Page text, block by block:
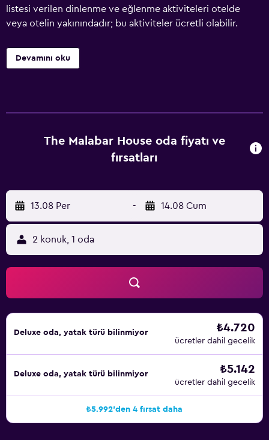
listesi verilen dinlenme ve eğlenme aktiviteleri otelde
veya otelin yakınındadır; bu aktiviteler ücretli olabilir.
Devamını oku
The Malabar House oda fiyatı ve
fırsatları
13.08 Per - 14.08 Cum
2 konuk, 1 oda
Deluxe oda, yatak türü bilinmiyor ₺4.720
ücretler dahil gecelik
Deluxe oda, yatak türü bilinmiyor ₺5.142
ücretler dahil gecelik
₺5.992'den 4 fırsat daha